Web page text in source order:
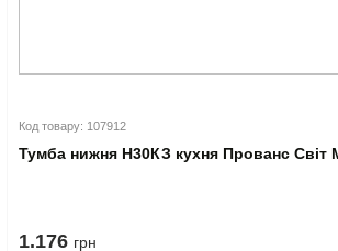
Код товару: 107912
Тумба нижня Н30КЗ кухня Прованс Світ
1.176 грн